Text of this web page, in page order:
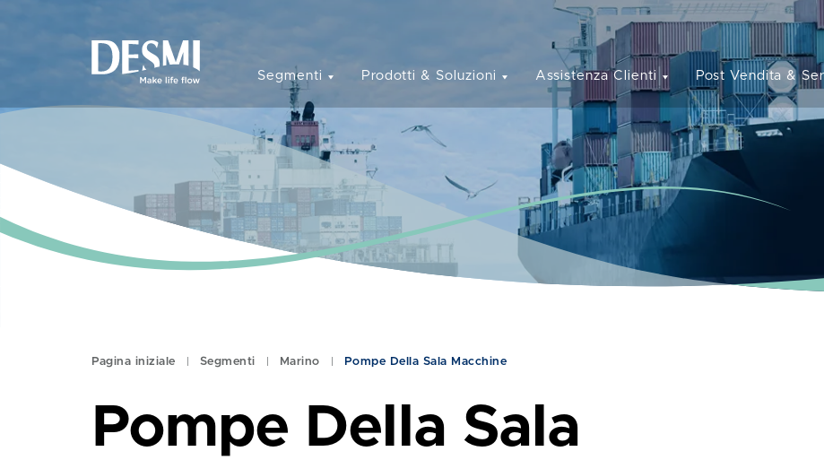
Segmenti Prodotti & Soluzioni Assistenza Clienti Post Vendita &
Pagina iniziale Segmenti Marino Pompe Della Sala Macchine
Pompe Della Sala